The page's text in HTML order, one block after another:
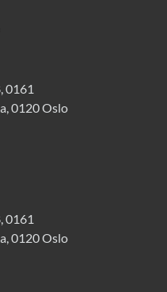
0161
0120 Oslo
0161
0120 Oslo